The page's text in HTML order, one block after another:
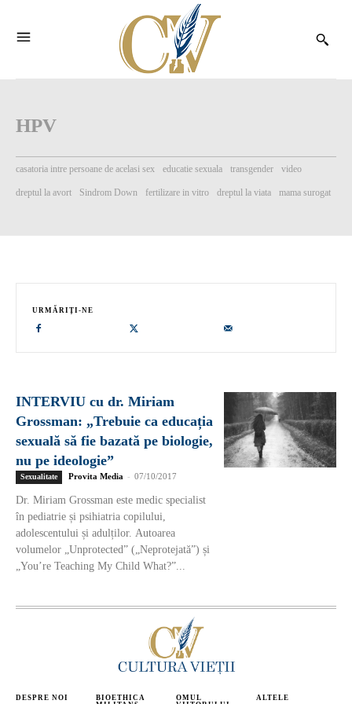
HPV
casatoria intre persoane de acelasi sex educatie sexuala transgender video
dreptul la avort Sindrom Down fertilizare in vitro dreptul la viata mama surogat
INTERVIU cu dr. Miriam
Grossman: „Trebuie ca educația
sexuală să fie bazată pe biologie,
nu pe ideologie”
Sexualitate Provita Media - 07/10/2017
Dr. Miriam Grossman este medic specialist
în pediatrie și psihiatria copilului,
adolescentului și adulților. Autoarea
volumelor „Unprotected” („Neprotejată”) și
„You’re Teaching My Child What?”...
URMĂRIȚI-NE
DESPRE NOI
BIOETHICA
OMUL
ALTELE